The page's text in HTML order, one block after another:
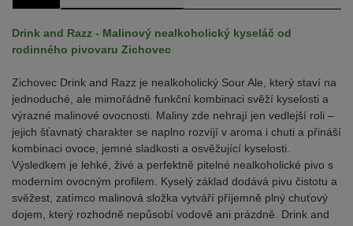
Drink and Razz - Malinový nealkoholický kyseláč od
rodinného pivovaru Zichovec
Zichovec Drink and Razz je nealkoholický Sour Ale, který staví na
jednoduché, ale mimořádně funkční kombinaci svěží kyselosti a
výrazné malinové ovocnosti. Maliny zde nehrají jen vedlejší roli –
jejich šťavnatý charakter se naplno rozvíjí v aroma i chuti a přináší
kombinaci ovoce, jemné sladkosti a osvěžující kyselosti.
Výsledkem je lehké, živé a perfektně pitelné nealkoholické pivo s
moderním ovocným profilem. Kyselý základ dodává pivu čistotu a
svěžest, zatímco malinová složka vytváří příjemně plný chuťový
dojem, který rozhodně nepůsobí vodově ani prázdně. Drink and